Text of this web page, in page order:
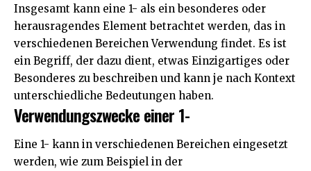
Insgesamt kann eine 1- als ein besonderes oder
herausragendes Element betrachtet werden, das in
verschiedenen Bereichen Verwendung findet. Es ist
ein Begriff, der dazu dient, etwas Einzigartiges oder
Besonderes zu beschreiben und kann je nach Kontext
unterschiedliche Bedeutungen haben.
Verwendungszwecke einer 1-
Eine 1- kann in verschiedenen Bereichen eingesetzt
werden, wie zum Beispiel in der